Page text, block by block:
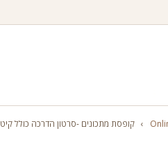
› קופסת מתכונים -סרטון הדרכה כולל קיט